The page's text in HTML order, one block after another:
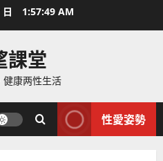
1:57:50 AM
課堂
健康两性生活
性愛姿勢